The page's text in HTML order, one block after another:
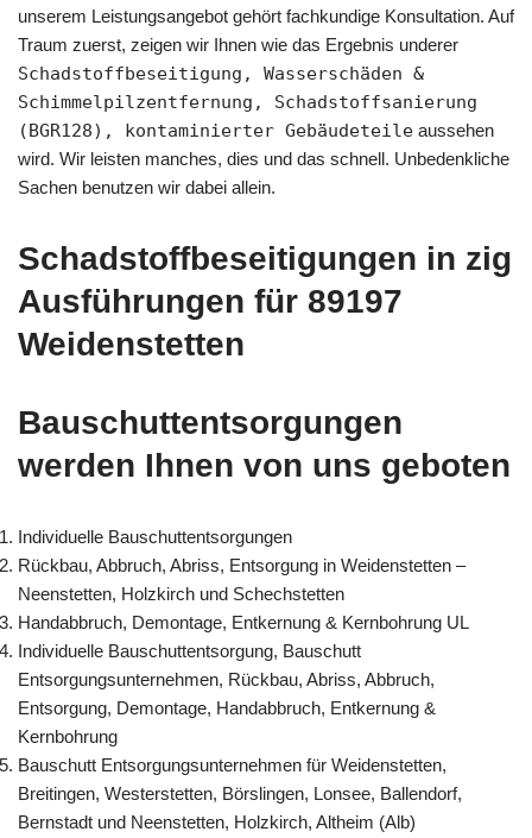
unserem Leistungsangebot gehört fachkundige Konsultation. Auf
Traum zuerst, zeigen wir Ihnen wie das Ergebnis underer
Schadstoffbeseitigung, Wasserschäden &
Schimmelpilzentfernung, Schadstoffsanierung
(BGR128), kontaminierter Gebäudeteile aussehen
wird. Wir leisten manches, dies und das schnell. Unbedenkliche
Sachen benutzen wir dabei allein.
Schadstoffbeseitigungen in zig
Ausführungen für 89197
Weidenstetten
Bauschuttentsorgungen
werden Ihnen von uns geboten
Individuelle Bauschuttentsorgungen
Rückbau, Abbruch, Abriss, Entsorgung in Weidenstetten –
Neenstetten, Holzkirch und Schechstetten
Handabbruch, Demontage, Entkernung & Kernbohrung UL
Individuelle Bauschuttentsorgung, Bauschutt
Entsorgungsunternehmen, Rückbau, Abriss, Abbruch,
Entsorgung, Demontage, Handabbruch, Entkernung &
Kernbohrung
Bauschutt Entsorgungsunternehmen für Weidenstetten,
Breitingen, Westerstetten, Börslingen, Lonsee, Ballendorf,
Bernstadt und Neenstetten, Holzkirch, Altheim (Alb)